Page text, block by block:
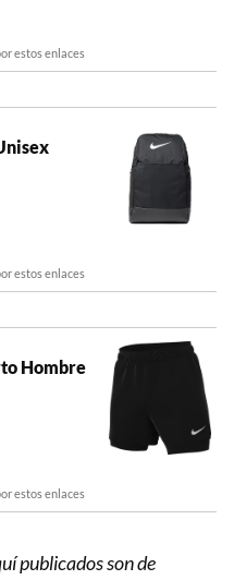
estos enlaces
estos enlaces
Hombre
estos enlaces
publicados son de